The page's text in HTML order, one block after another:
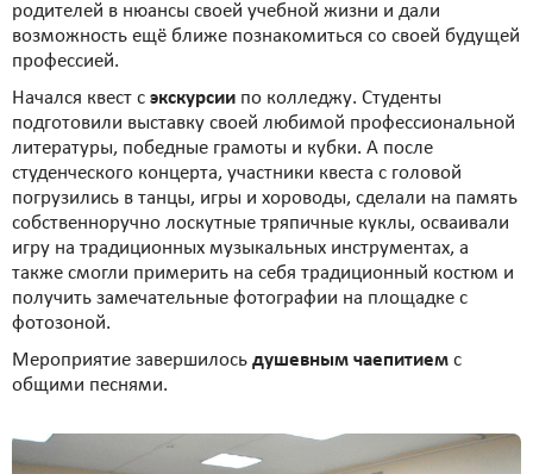
родителей в нюансы своей учебной жизни и дали
возможность ещё ближе познакомиться со своей будущей
профессией.
Начался квест с экскурсии по колледжу. Студенты
подготовили выставку своей любимой профессиональной
литературы, победные грамоты и кубки. А после
студенческого концерта, участники квеста с головой
погрузились в танцы, игры и хороводы, сделали на память
собственноручно лоскутные тряпичные куклы, осваивали
игру на традиционных музыкальных инструментах, а
также смогли примерить на себя традиционный костюм и
получить замечательные фотографии на площадке с
фотозоной.
Мероприятие завершилось душевным чаепитием с
общими песнями.